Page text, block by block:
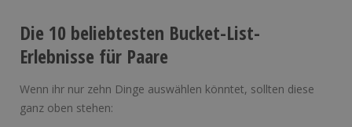
Die 10 beliebtesten Bucket-List-
Erlebnisse für Paare
Wenn ihr nur zehn Dinge auswählen könntet, sollten diese
ganz oben stehen: